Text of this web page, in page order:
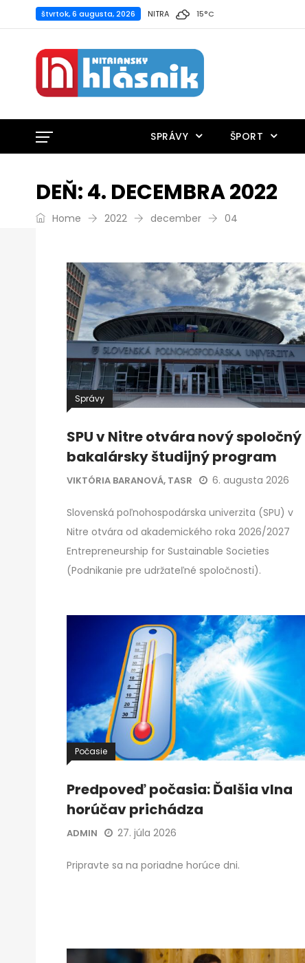
štvrtok, 6 augusta, 2026 NITRA 15°C
SPRÁVY ŠPORT
DEŇ:4. DECEMBRA 2022
Home 2022 december 04
Správy
SPU v Nitre otvára nový spoločný
bakalársky študijný program
VIKTÓRIA BARANOVÁ, TASR 6. augusta 2026
Slovenská poľnohospodárska univerzita (SPU) v
Nitre otvára od akademického roka 2026/2027
Entrepreneurship for Sustainable Societies
(Podnikanie pre udržateľné spoločnosti).
Počasie
Predpoveď počasia: Ďalšia vlna
horúčav prichádza
ADMIN 27. júla 2026
Pripravte sa na poriadne horúce dni.